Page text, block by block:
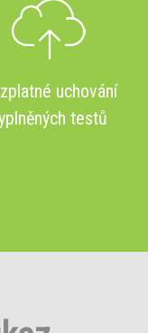
uchování
testů